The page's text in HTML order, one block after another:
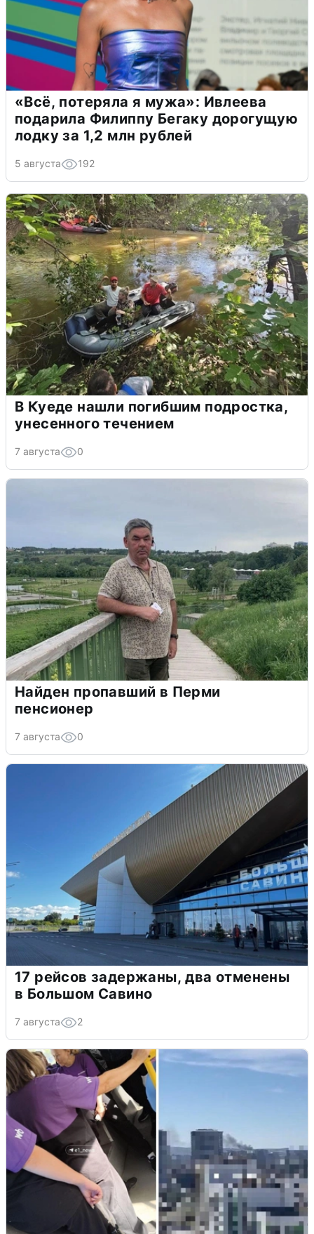
«Всё, потеряла я мужа»: Ивлеева
подарила Филиппу Бегаку дорогущую
лодку за 1,2 млн рублей
5 августа 192
В Куеде нашли погибшим подростка,
унесенного течением
7 августа 0
Найден пропавший в Перми
пенсионер
7 августа 0
17 рейсов задержаны, два отменены
в Большом Савино
7 августа 2